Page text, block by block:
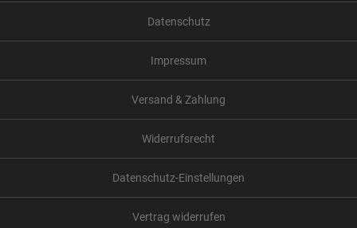
Datenschutz
Impressum
Versand & Zahlung
Widerrufsrecht
Datenschutz-Einstellungen
Vertrag widerrufen